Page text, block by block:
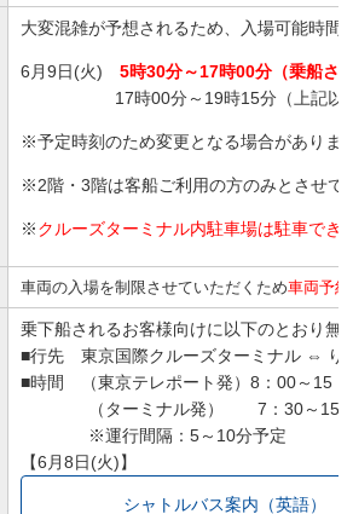
大変混雑が予想されるため、入場可能時間
6月9日(火) 5時30分～17時00分（乗船さ
17時00分～19時15分（上記以
※予定時刻のため変更となる場合がありま
※2階・3階は客船ご利用の方のみとさせて
※クルーズターミナル内駐車場は駐車でき
車両の入場を制限させていただくため車両予
乗下船されるお客様向けに以下のとおり無
■行先 東京国際クルーズターミナル ⇔ り
■時間 （東京テレポート発）8：00～15：
（ターミナル発） 7：30～15
※運行間隔：5～10分予定
【6月8日(火)】
シャトルバス案内（英語）